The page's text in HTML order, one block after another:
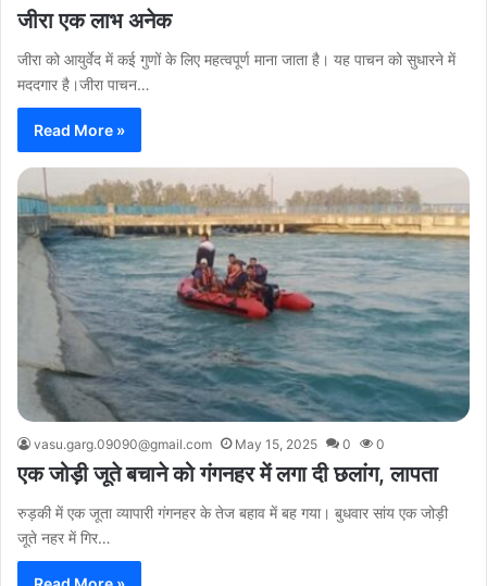
जीरा एक लाभ अनेक
जीरा को आयुर्वेद में कई गुणों के लिए महत्वपूर्ण माना जाता है। यह पाचन को सुधारने में
मददगार है।जीरा पाचन…
Read More »
vasu.garg.09090@gmail.com May 15, 2025 0 0
एक जोड़ी जूते बचाने को गंगनहर में लगा दी छलांग, लापता
रुड़की में एक जूता ​व्यापारी गंगनहर के तेज बहाव में बह गया। बुधवार सांय एक जोड़ी
जूते नहर में गिर…